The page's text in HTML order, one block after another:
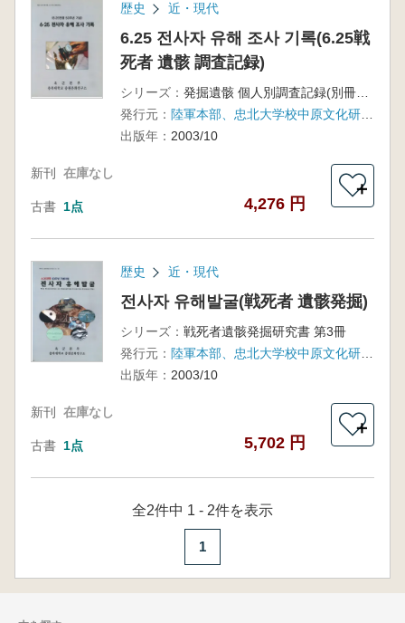
歴史 近・現代
6.25 전사자 유해 조사 기록(6.25戦
死者 遺骸 調査記録)
シリーズ：
発掘遺骸 個人別調査記録(別冊付録)
発行元：
陸軍本部、忠北大学校中原文化研究所
出版年： 2003/10
新刊 在庫なし
古書 1点 4,276 円
＋
歴史 近・現代
전사자 유해발굴(戦死者 遺骸発掘)
シリーズ： 戦死者遺骸発掘研究書 第3冊
発行元：
陸軍本部、忠北大学校中原文化研究所
出版年： 2003/10
新刊 在庫なし
古書 1点 5,702 円
＋
全2件中 1 - 2件を表示
1